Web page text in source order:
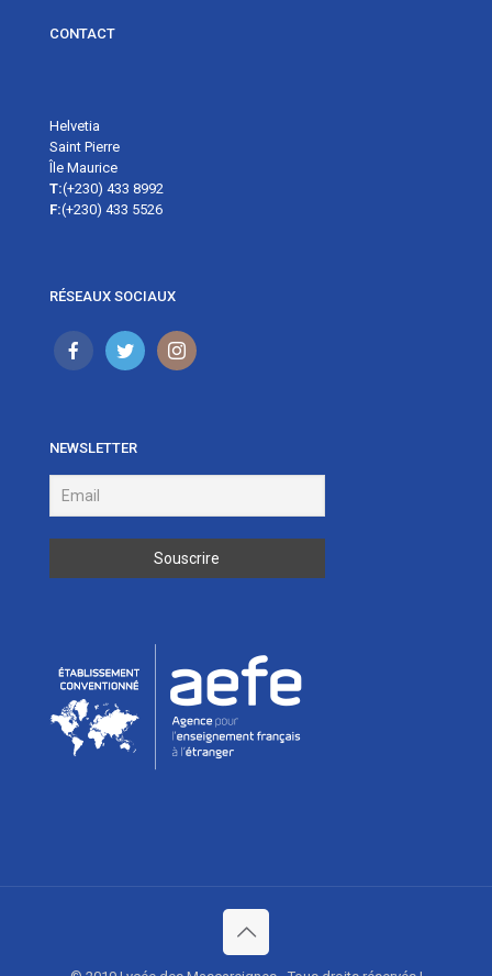
CONTACT
Helvetia
Saint Pierre
Île Maurice
T:(+230) 433 8992
F:(+230) 433 5526
RÉSEAUX SOCIAUX
NEWSLETTER